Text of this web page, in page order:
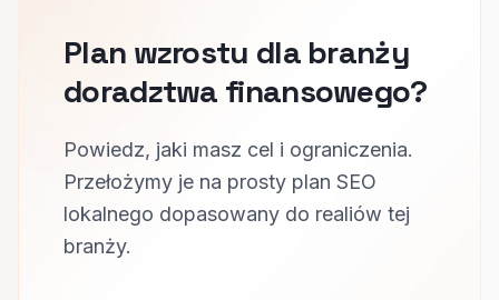
Plan wzrostu dla branży
doradztwa finansowego?
Powiedz, jaki masz cel i ograniczenia.
Przełożymy je na prosty plan SEO
lokalnego dopasowany do realiów tej
branży.